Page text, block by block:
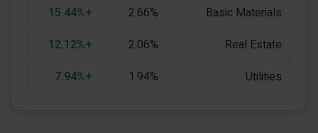
Basic Materials
2.66%
+15.44%
Real Estate
2.06%
+12.12%
Utilities
1.94%
+7.94%